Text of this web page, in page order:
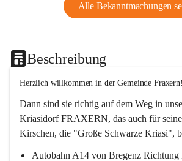
Alle Bekanntmachungen
Beschreibung
Herzlich willkommen in der Gemeinde Fraxern!
Dann sind sie richtig auf dem Weg in
Kriasidorf FRAXERN, das auch für seine
Kirschen, die "Große Schwarze Kriasi",
Autobahn A14 von Bregenz Richtung